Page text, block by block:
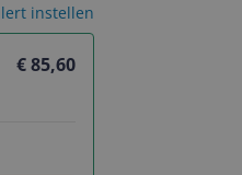
€ 85,60
instellen